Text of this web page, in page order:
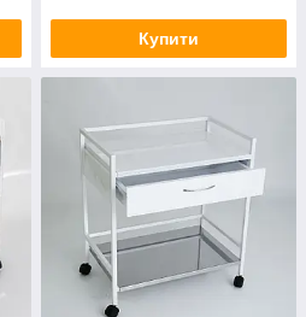
Купити